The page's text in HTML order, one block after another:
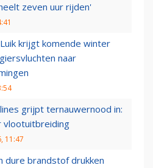
zeven uur rijden'
krijgt komende winter
naar
grijpt ternauwernood in:
11:47
dure brandstof drukken